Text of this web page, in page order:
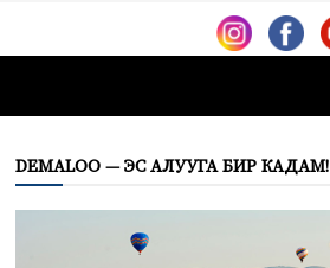
DEMALOO — ЭС АЛУУГА БИР КАДАМ!